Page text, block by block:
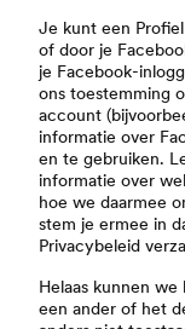
Je kunt een
of door je
je Facebook-
ons toestemming
account
informatie over
en te gebruiken.
informatie over
hoe we daarmee
stem je ermee in
Privacybeleid
Helaas kunnen
een ander of het